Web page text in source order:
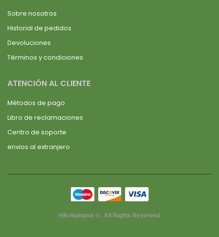
Sobre nosotros
Historial de pedidos
Devoluciones
Términos y condiciones
ATENCIÓN AL CLIENTE
Métodos de pago
Libro de reclamaciones
Centro de soporte
envios al extranjero
HN-Halnatur © . All Rights Reserved